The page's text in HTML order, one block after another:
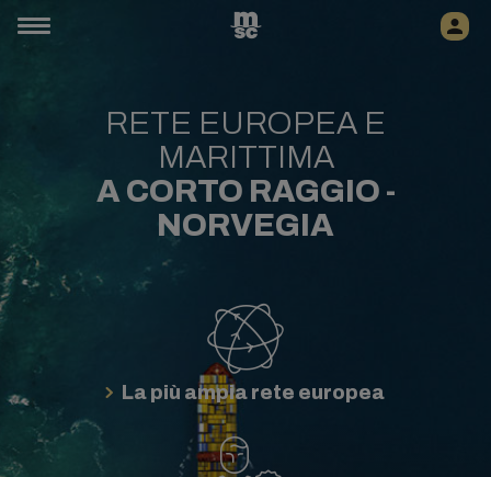
RETE EUROPEA E
MARITTIMA
A CORTO RAGGIO -
NORVEGIA
La più ampia rete europea